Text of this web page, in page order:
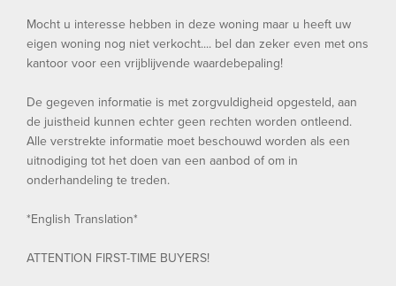
Mocht u interesse hebben in deze woning maar u heeft uw
eigen woning nog niet verkocht.... bel dan zeker even met ons
kantoor voor een vrijblijvende waardebepaling!
De gegeven informatie is met zorgvuldigheid opgesteld, aan
de juistheid kunnen echter geen rechten worden ontleend.
Alle verstrekte informatie moet beschouwd worden als een
uitnodiging tot het doen van een aanbod of om in
onderhandeling te treden.
*English Translation*
ATTENTION FIRST-TIME BUYERS!